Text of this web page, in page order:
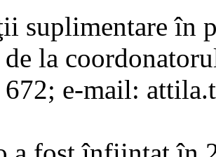
suplimentare în
la
672; e-mail: